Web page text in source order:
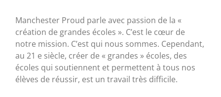
Manchester Proud parle avec passion de la «
création de grandes écoles ». C’est le cœur de
notre mission. C’est qui nous sommes. Cependant,
au 21 e siècle, créer de « grandes » écoles, des
écoles qui soutiennent et permettent à tous nos
élèves de réussir, est un travail très difficile.